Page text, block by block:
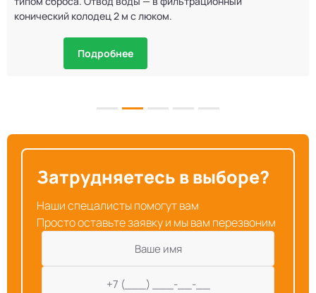
конический колодец 2 м с люком.
Подробнее
Затрудняетесь в выборе?
Наши спецалисты помогут вам
Просто оставьте заявку и мы вам перезвоним